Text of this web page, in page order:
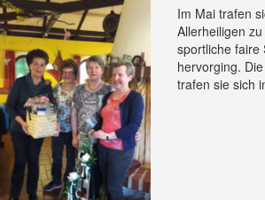
Im Mai trafen
Allerheiligen
sportliche faire
hervorging.
trafen sie sich